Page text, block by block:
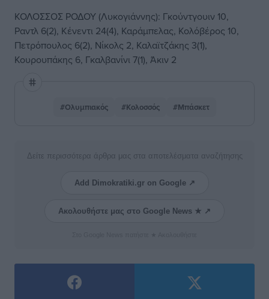
ΚΟΛΟΣΣΟΣ ΡΟΔΟΥ (Λυκογιάννης): Γκούντγουιν 10,
Ραντλ 6(2), Κένεντι 24(4), Καράμπελας, Κολόβέρος 10,
Πετρόπουλος 6(2), Νίκολς 2, Καλαϊτζάκης 3(1),
Κουρουπάκης 6, Γκαλβανίνι 7(1), Άκιν 2
#Ολυμπιακός #Κολοσσός #Μπάσκετ
Δείτε περισσότερα άρθρα μας στα αποτελέσματα αναζήτησης
Add Dimokratiki.gr on Google ↗
Ακολουθήστε μας στο Google News ★ ↗